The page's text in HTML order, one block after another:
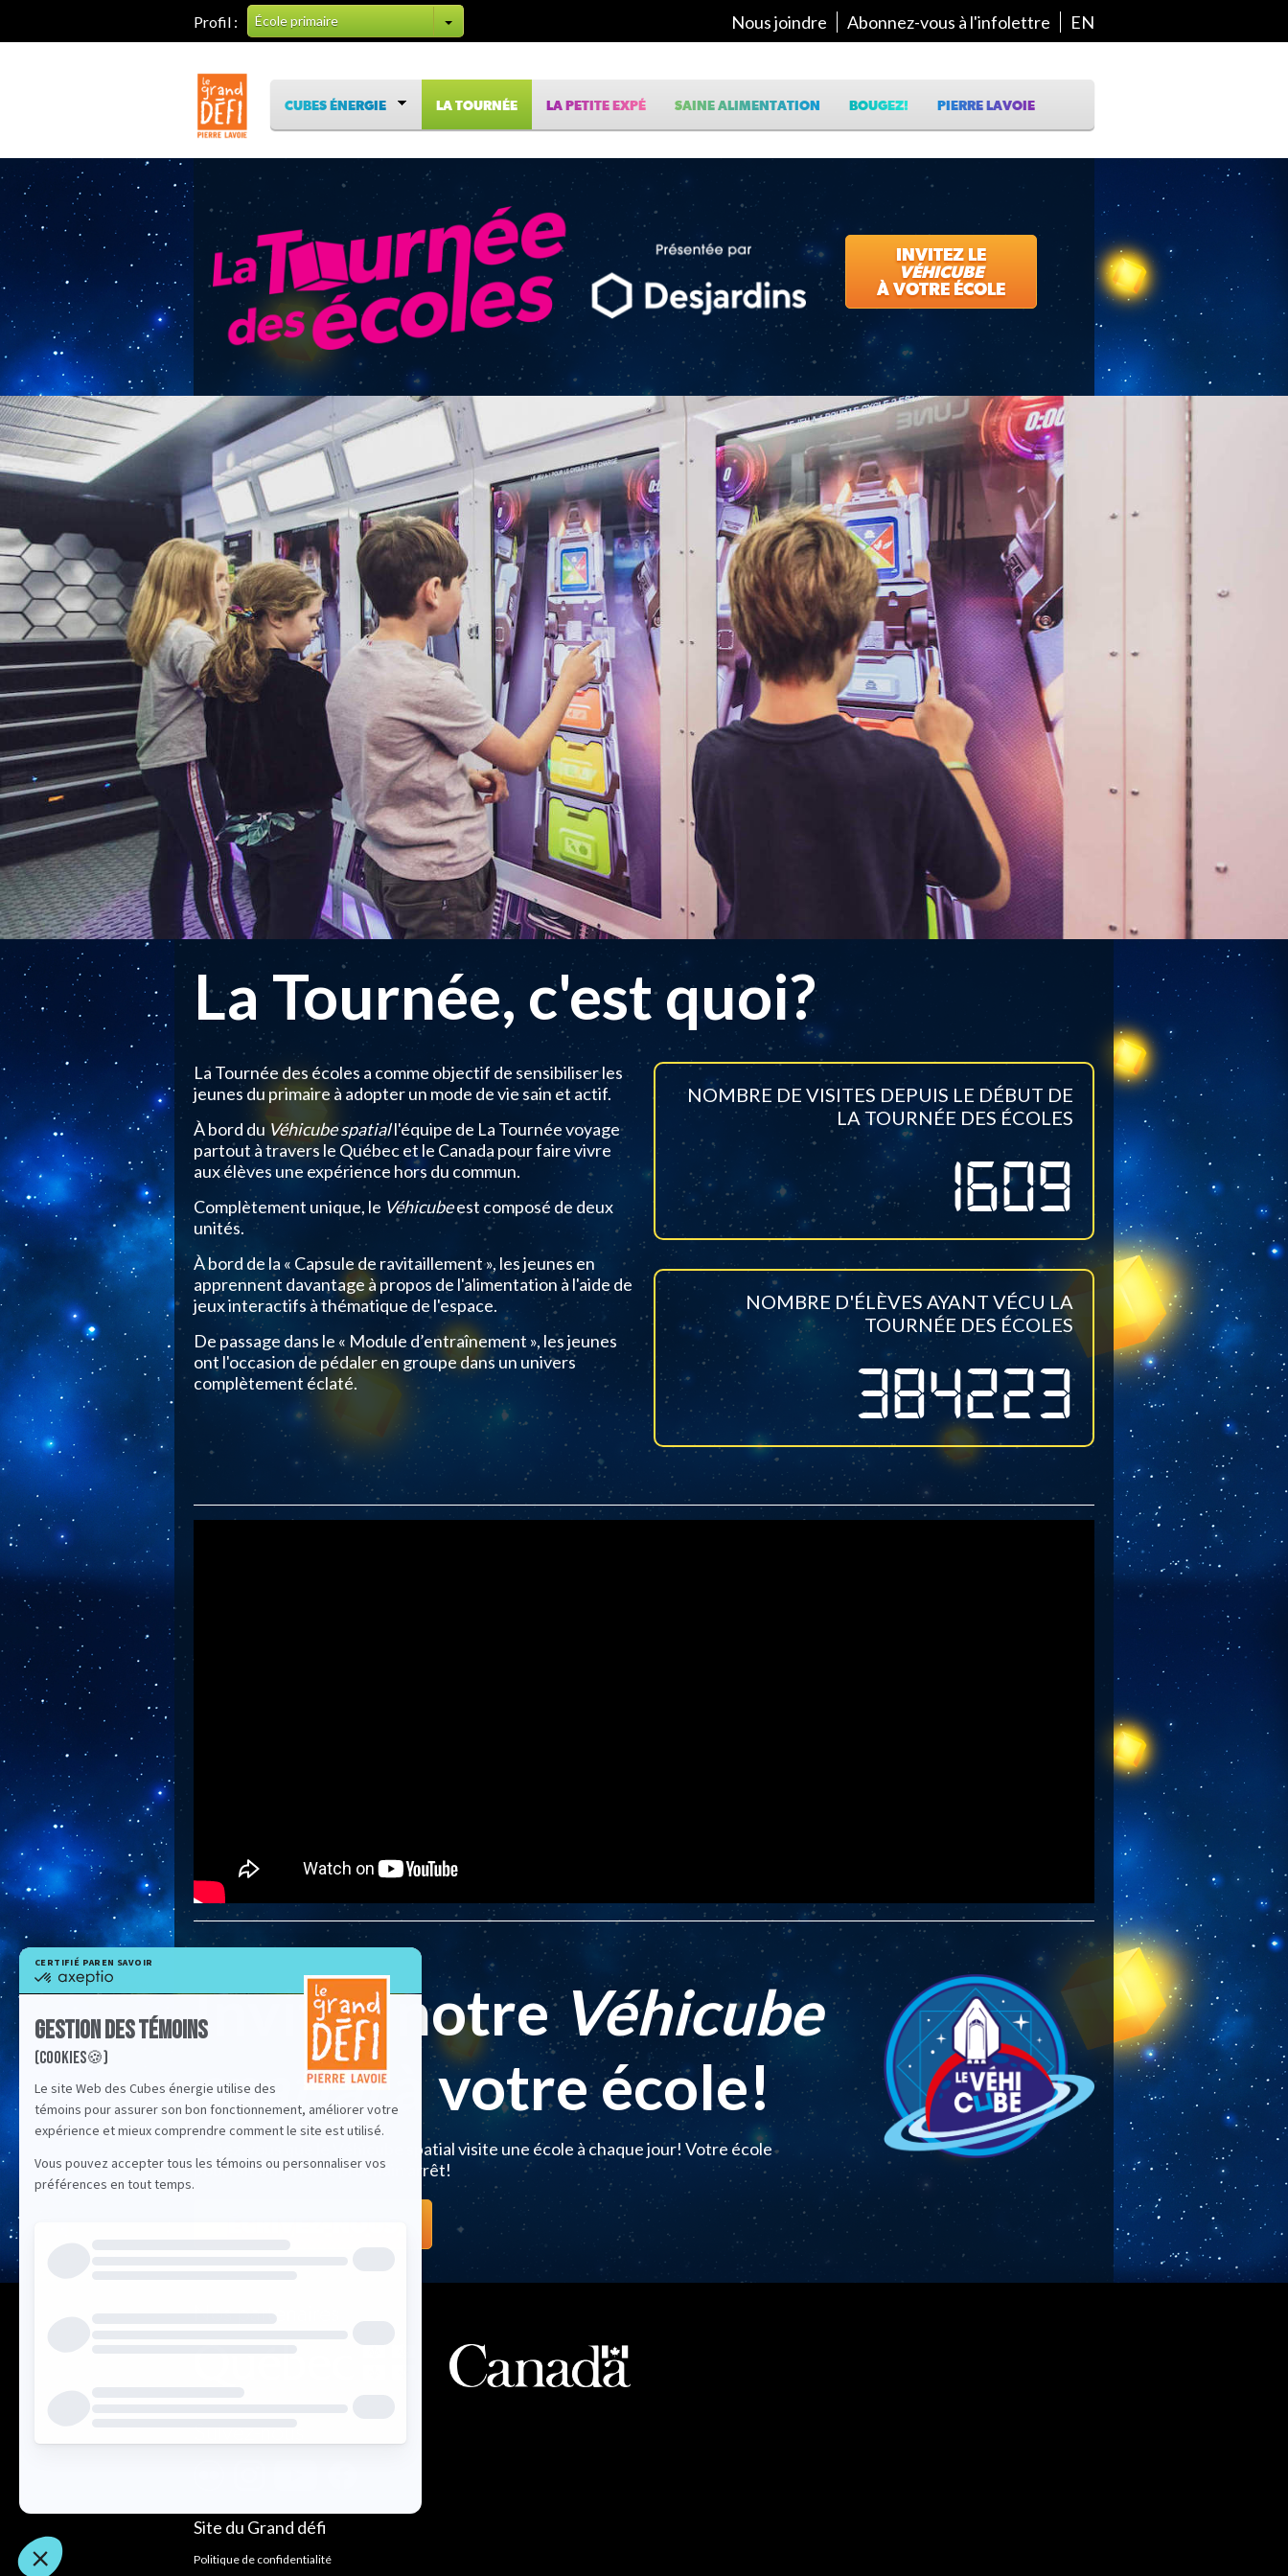
Profil : École primaire Nous joindre Abonnez-vous à l'infolettre EN
CUBES ÉNERGIE LA TOURNÉE LA PETITE EXPÉ SAINE ALIMENTATION BOUGEZ! PIERRE LAVOIE
INVITEZ LE
VÉHICUBE
À VOTRE ÉCOLE
La Tournée, c'est quoi?
La Tournée des écoles a comme objectif de sensibiliser les
jeunes du primaire à adopter un mode de vie sain et actif.
À bord du Véhicube spatiall'équipe de La Tournée voyage
partout à travers le Québec et le Canada pour faire vivre
aux élèves une expérience hors du commun.
Complètement unique, le Véhicubeest composé de deux
unités.
À bord de la « Capsule de ravitaillement », les jeunes en
apprennent davantage à propos de l'alimentation à l'aide de
jeux interactifs à thématique de l'espace.
De passage dans le « Module d’entraînement », les jeunes
ont l'occasion de pédaler en groupe dans un univers
complètement éclaté.
NOMBRE DE VISITES DEPUIS LE DÉBUT DE
LA TOURNÉE DES ÉCOLES
1609
NOMBRE D'ÉLÈVES AYANT VÉCU LA
TOURNÉE DES ÉCOLES
384223
Invitez notreVéhicube
spatialà votre école!
Saviez-vous que le Véhicube spatial visite une école à chaque jour! Votre école
pourrait être notre prochain arrêt!
Site du Grand défi
Politique de confidentialité